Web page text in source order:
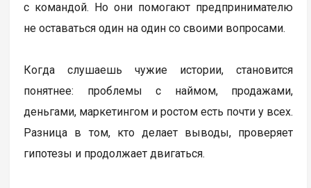
с командой. Но они помогают предпринимателю
не оставаться один на один со своими вопросами.
Когда слушаешь чужие истории, становится
понятнее: проблемы с наймом, продажами,
деньгами, маркетингом и ростом есть почти у всех.
Разница в том, кто делает выводы, проверяет
гипотезы и продолжает двигаться.